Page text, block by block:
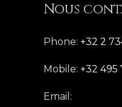
Nous
Phone: +32 2
Mobile: +32 495
Email: